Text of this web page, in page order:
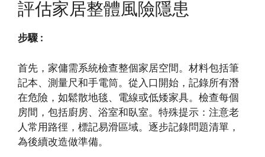
評估家居整體風險隱患
步驟 :
首先，家傭需系統檢查整個家居空間。材料包括筆
記本、測量尺和手電筒。從入口開始，記錄所有潛
在危險，如鬆散地毯、電線或低矮家具。檢查每個
房間，包括廚房、浴室和臥室。特殊提示：注意老
人常用路徑，標記易滑區域。逐步記錄問題清單，
為後續改造做準備。